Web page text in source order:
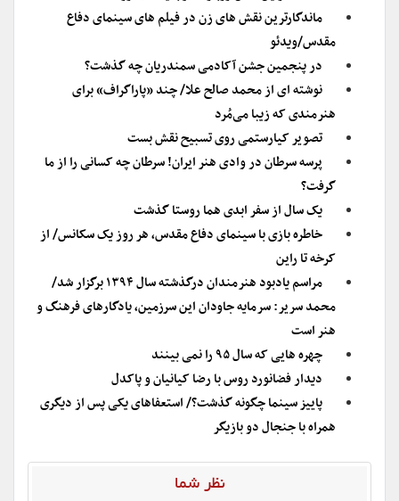
ماندگارترین نقش های زن در فیلم های سینمای دفاع
مقدس/ویدئو
در پنجمین جشن آکادمی سمندریان چه گذشت؟
نوشته ای از محمد صالح علا/ چند «پاراگراف» برای
هنرمندی که زیبا می‌مُرد
تصویر کیارستمی روی تسبیح نقش بست
پرسه سرطان در وادی هنر ایران! سرطان چه کسانی را از ما
گرفت؟
یک سال از سفر ابدی هما روستا گذشت
خاطره بازی با سینمای دفاع مقدس، هر روز یک سکانس/ از
کرخه تا راین
مراسم یادبود هنرمندان درگذشته سال ۱۳۹۴ برگزار شد/
محمد سریر: سرمایه جاودان این سرزمین، یادگارهای فرهنگ و
هنر است
چهره هایی که سال ۹۵ را نمی بینند
دیدار فضانورد روس با رضا کیانیان و پاکدل
پاییز سینما چگونه گذشت؟/ استعفاهای یکی پس از دیگری
همراه با جنجال دو بازیگر
نظر شما